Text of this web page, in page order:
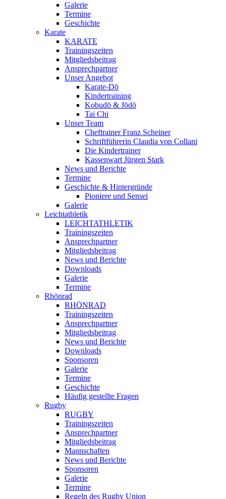
Galerie
Termine
Geschichte
Karate
KARATE
Trainingszeiten
Mitgliedsbeitrag
Ansprechpartner
Unser Angebot
Karate-Dō
Kindertraining
Kobudō & Jōdō
Tai Chi
Unser Team
Cheftrainer Franz Scheiner
Schriftführerin Claudia von Collani
Die Kindertrainer
Kassenwart Jürgen Stark
News und Berichte
Termine
Geschichte & Hintergründe
Pioniere und Sensei
Galerie
Leichtathletik
LEICHTATHLETIK
Trainingszeiten
Ansprechpartner
Mitgliedsbeitrag
News und Berichte
Downloads
Galerie
Termine
Rhönrad
RHÖNRAD
Trainingszeiten
Ansprechpartner
Mitgliedsbeitrag
News und Berichte
Downloads
Sponsoren
Galerie
Termine
Geschichte
Häufig gestellte Fragen
Rugby
RUGBY
Trainingszeiten
Ansprechpartner
Mitgliedsbeitrag
Mannschaften
News und Berichte
Sponsoren
Galerie
Termine
Regeln des Rugby Union